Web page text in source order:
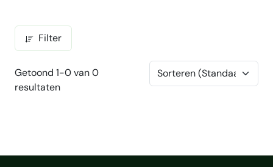
Filter
Getoond 1-0 van 0
resultaten